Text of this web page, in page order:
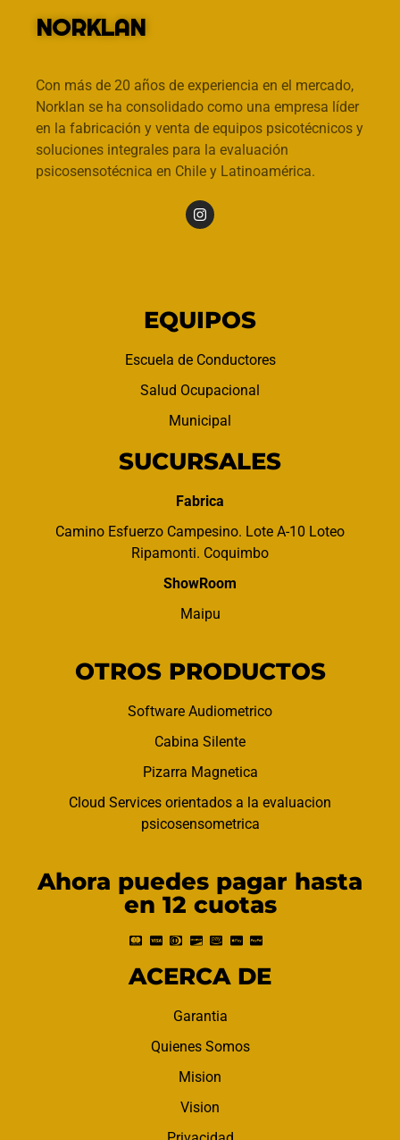
NORKLAN
Con más de 20 años de experiencia en el mercado,
Norklan se ha consolidado como una empresa líder
en la fabricación y venta de equipos psicotécnicos y
soluciones integrales para la evaluación
psicosensotécnica en Chile y Latinoamérica.
EQUIPOS
Escuela de Conductores
Salud Ocupacional
Municipal
SUCURSALES
Fabrica
Camino Esfuerzo Campesino. Lote A-10 Loteo
Ripamonti. Coquimbo
ShowRoom
Maipu
OTROS PRODUCTOS
Software Audiometrico
Cabina Silente
Pizarra Magnetica
Cloud Services orientados a la evaluacion
psicosensometrica
Ahora puedes pagar hasta
en 12 cuotas
ACERCA DE
Garantia
Quienes Somos
Mision
Vision